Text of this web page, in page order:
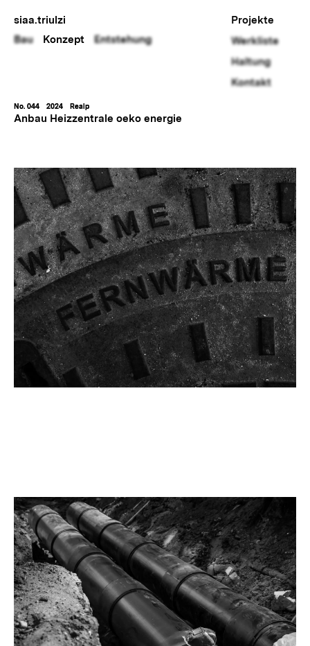
siaa.triulzi
Bau
Konzept Entstehung
Projekte
Werkliste
Haltung
Kontakt
No. 044 2024 Realp
Anbau Heizzentrale oeko energie